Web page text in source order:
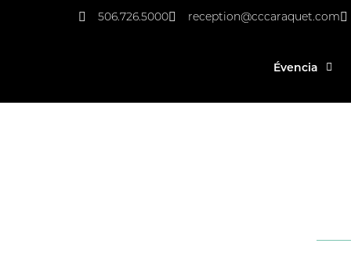
506.726.5000 reception@cccaraquet.com
Évencia